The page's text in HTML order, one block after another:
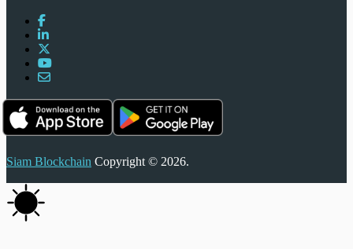
Siam Blockchain Copyright © 2026.